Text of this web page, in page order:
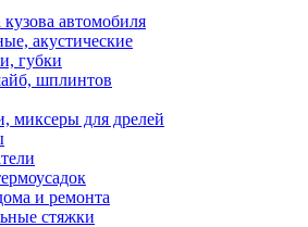
автомобиля
акустические
губки
шплинтов
миксеры для дрелей
и ремонта
стяжки